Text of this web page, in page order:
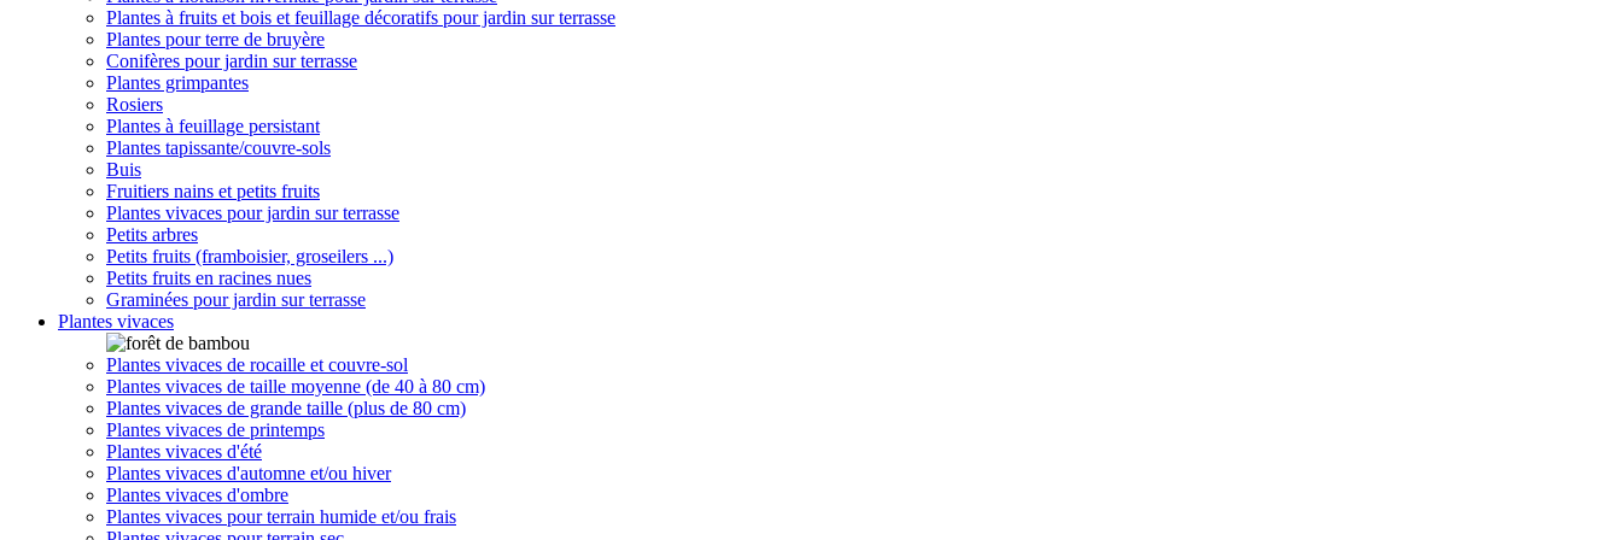
Plantes à fruits et bois et feuillage décoratifs pour jardin sur terrasse
Plantes pour terre de bruyère
Conifères pour jardin sur terrasse
Plantes grimpantes
Rosiers
Plantes à feuillage persistant
Plantes tapissante/couvre-sols
Buis
Fruitiers nains et petits fruits
Plantes vivaces pour jardin sur terrasse
Petits arbres
Petits fruits (framboisier, groseilers ...)
Petits fruits en racines nues
Graminées pour jardin sur terrasse
Plantes vivaces
Plantes vivaces de rocaille et couvre-sol
Plantes vivaces de taille moyenne (de 40 à 80 cm)
Plantes vivaces de grande taille (plus de 80 cm)
Plantes vivaces de printemps
Plantes vivaces d'été
Plantes vivaces d'automne et/ou hiver
Plantes vivaces d'ombre
Plantes vivaces pour terrain humide et/ou frais